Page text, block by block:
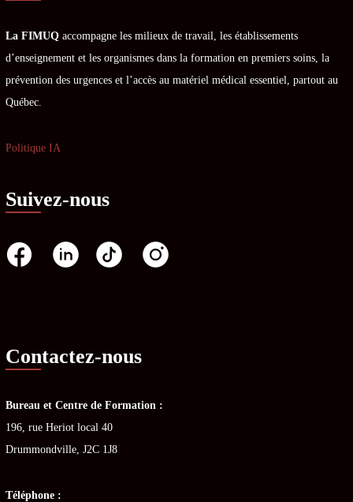
La FIMUQ accompagne les milieux de travail, les établissements
d’enseignement et les organismes dans la formation en premiers soins, la
prévention des urgences et l’accès au matériel médical essentiel, partout au
Québec.
Politique IA
Suivez-nous
Contactez-nous
Bureau et Centre de Formation :
196, rue Heriot local 40
Drummondville, J2C 1J8
Téléphone :